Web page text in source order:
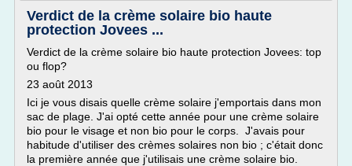
Verdict de la crème solaire bio haute
protection Jovees ...
Verdict de la crème solaire bio haute protection Jovees: top
ou flop?
23 août 2013
Ici je vous disais quelle crème solaire j'emportais dans mon
sac de plage. J'ai opté cette année pour une crème solaire
bio pour le visage et non bio pour le corps. J'avais pour
habitude d'utiliser des crèmes solaires non bio ; c'était donc
la première année que j'utilisais une crème solaire bio.